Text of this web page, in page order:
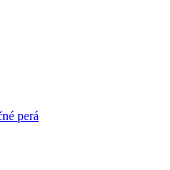
perá